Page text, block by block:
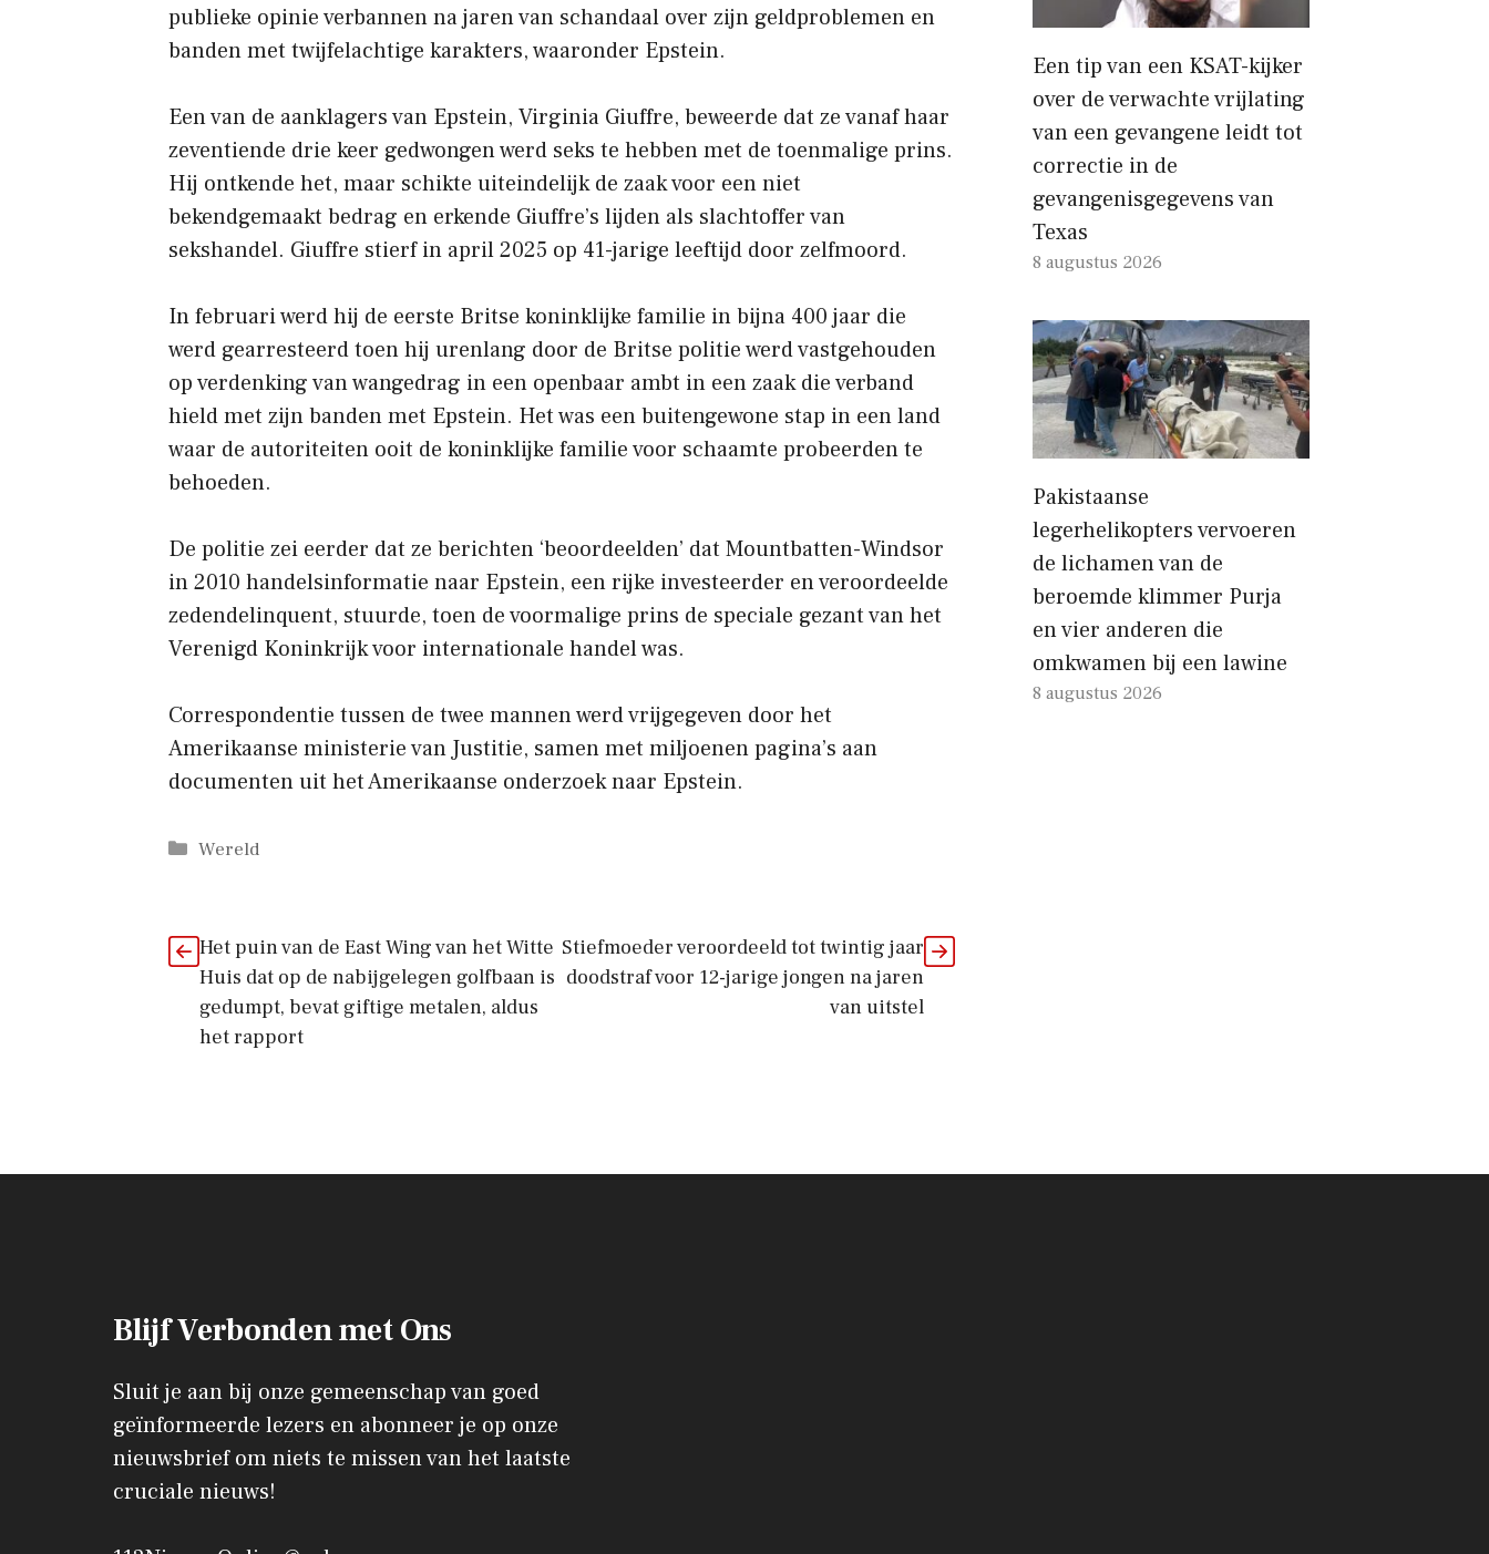
publieke opinie verbannen na jaren van schandaal over zijn geldproblemen en
banden met twijfelachtige karakters, waaronder Epstein.
Een van de aanklagers van Epstein, Virginia Giuffre, beweerde dat ze vanaf haar
zeventiende drie keer gedwongen werd seks te hebben met de toenmalige prins.
Hij ontkende het, maar schikte uiteindelijk de zaak voor een niet
bekendgemaakt bedrag en erkende Giuffre’s lijden als slachtoffer van
sekshandel. Giuffre stierf in april 2025 op 41-jarige leeftijd door zelfmoord.
In februari werd hij de eerste Britse koninklijke familie in bijna 400 jaar die
werd gearresteerd toen hij urenlang door de Britse politie werd vastgehouden
op verdenking van wangedrag in een openbaar ambt in een zaak die verband
hield met zijn banden met Epstein. Het was een buitengewone stap in een land
waar de autoriteiten ooit de koninklijke familie voor schaamte probeerden te
behoeden.
De politie zei eerder dat ze berichten ‘beoordeelden’ dat Mountbatten-Windsor
in 2010 handelsinformatie naar Epstein, een rijke investeerder en veroordeelde
zedendelinquent, stuurde, toen de voormalige prins de speciale gezant van het
Verenigd Koninkrijk voor internationale handel was.
Correspondentie tussen de twee mannen werd vrijgegeven door het
Amerikaanse ministerie van Justitie, samen met miljoenen pagina’s aan
documenten uit het Amerikaanse onderzoek naar Epstein.
Categorieën
Wereld
Het puin van de East Wing van het Witte
Huis dat op de nabijgelegen golfbaan is
gedumpt, bevat giftige metalen, aldus
het rapport
Stiefmoeder veroordeeld tot twintig jaar
doodstraf voor 12-jarige jongen na jaren
van uitstel
Een tip van een KSAT-kijker
over de verwachte vrijlating
van een gevangene leidt tot
correctie in de
gevangenisgegevens van
Texas
8 augustus 2026
Pakistaanse
legerhelikopters vervoeren
de lichamen van de
beroemde klimmer Purja
en vier anderen die
omkwamen bij een lawine
8 augustus 2026
Blijf Verbonden met Ons
Sluit je aan bij onze gemeenschap van goed
geïnformeerde lezers en abonneer je op onze
nieuwsbrief om niets te missen van het laatste
cruciale nieuws!